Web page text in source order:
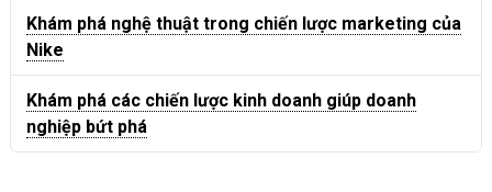
Khám phá nghệ thuật trong chiến lược marketing của
Nike
Khám phá các chiến lược kinh doanh giúp doanh
nghiệp bứt phá